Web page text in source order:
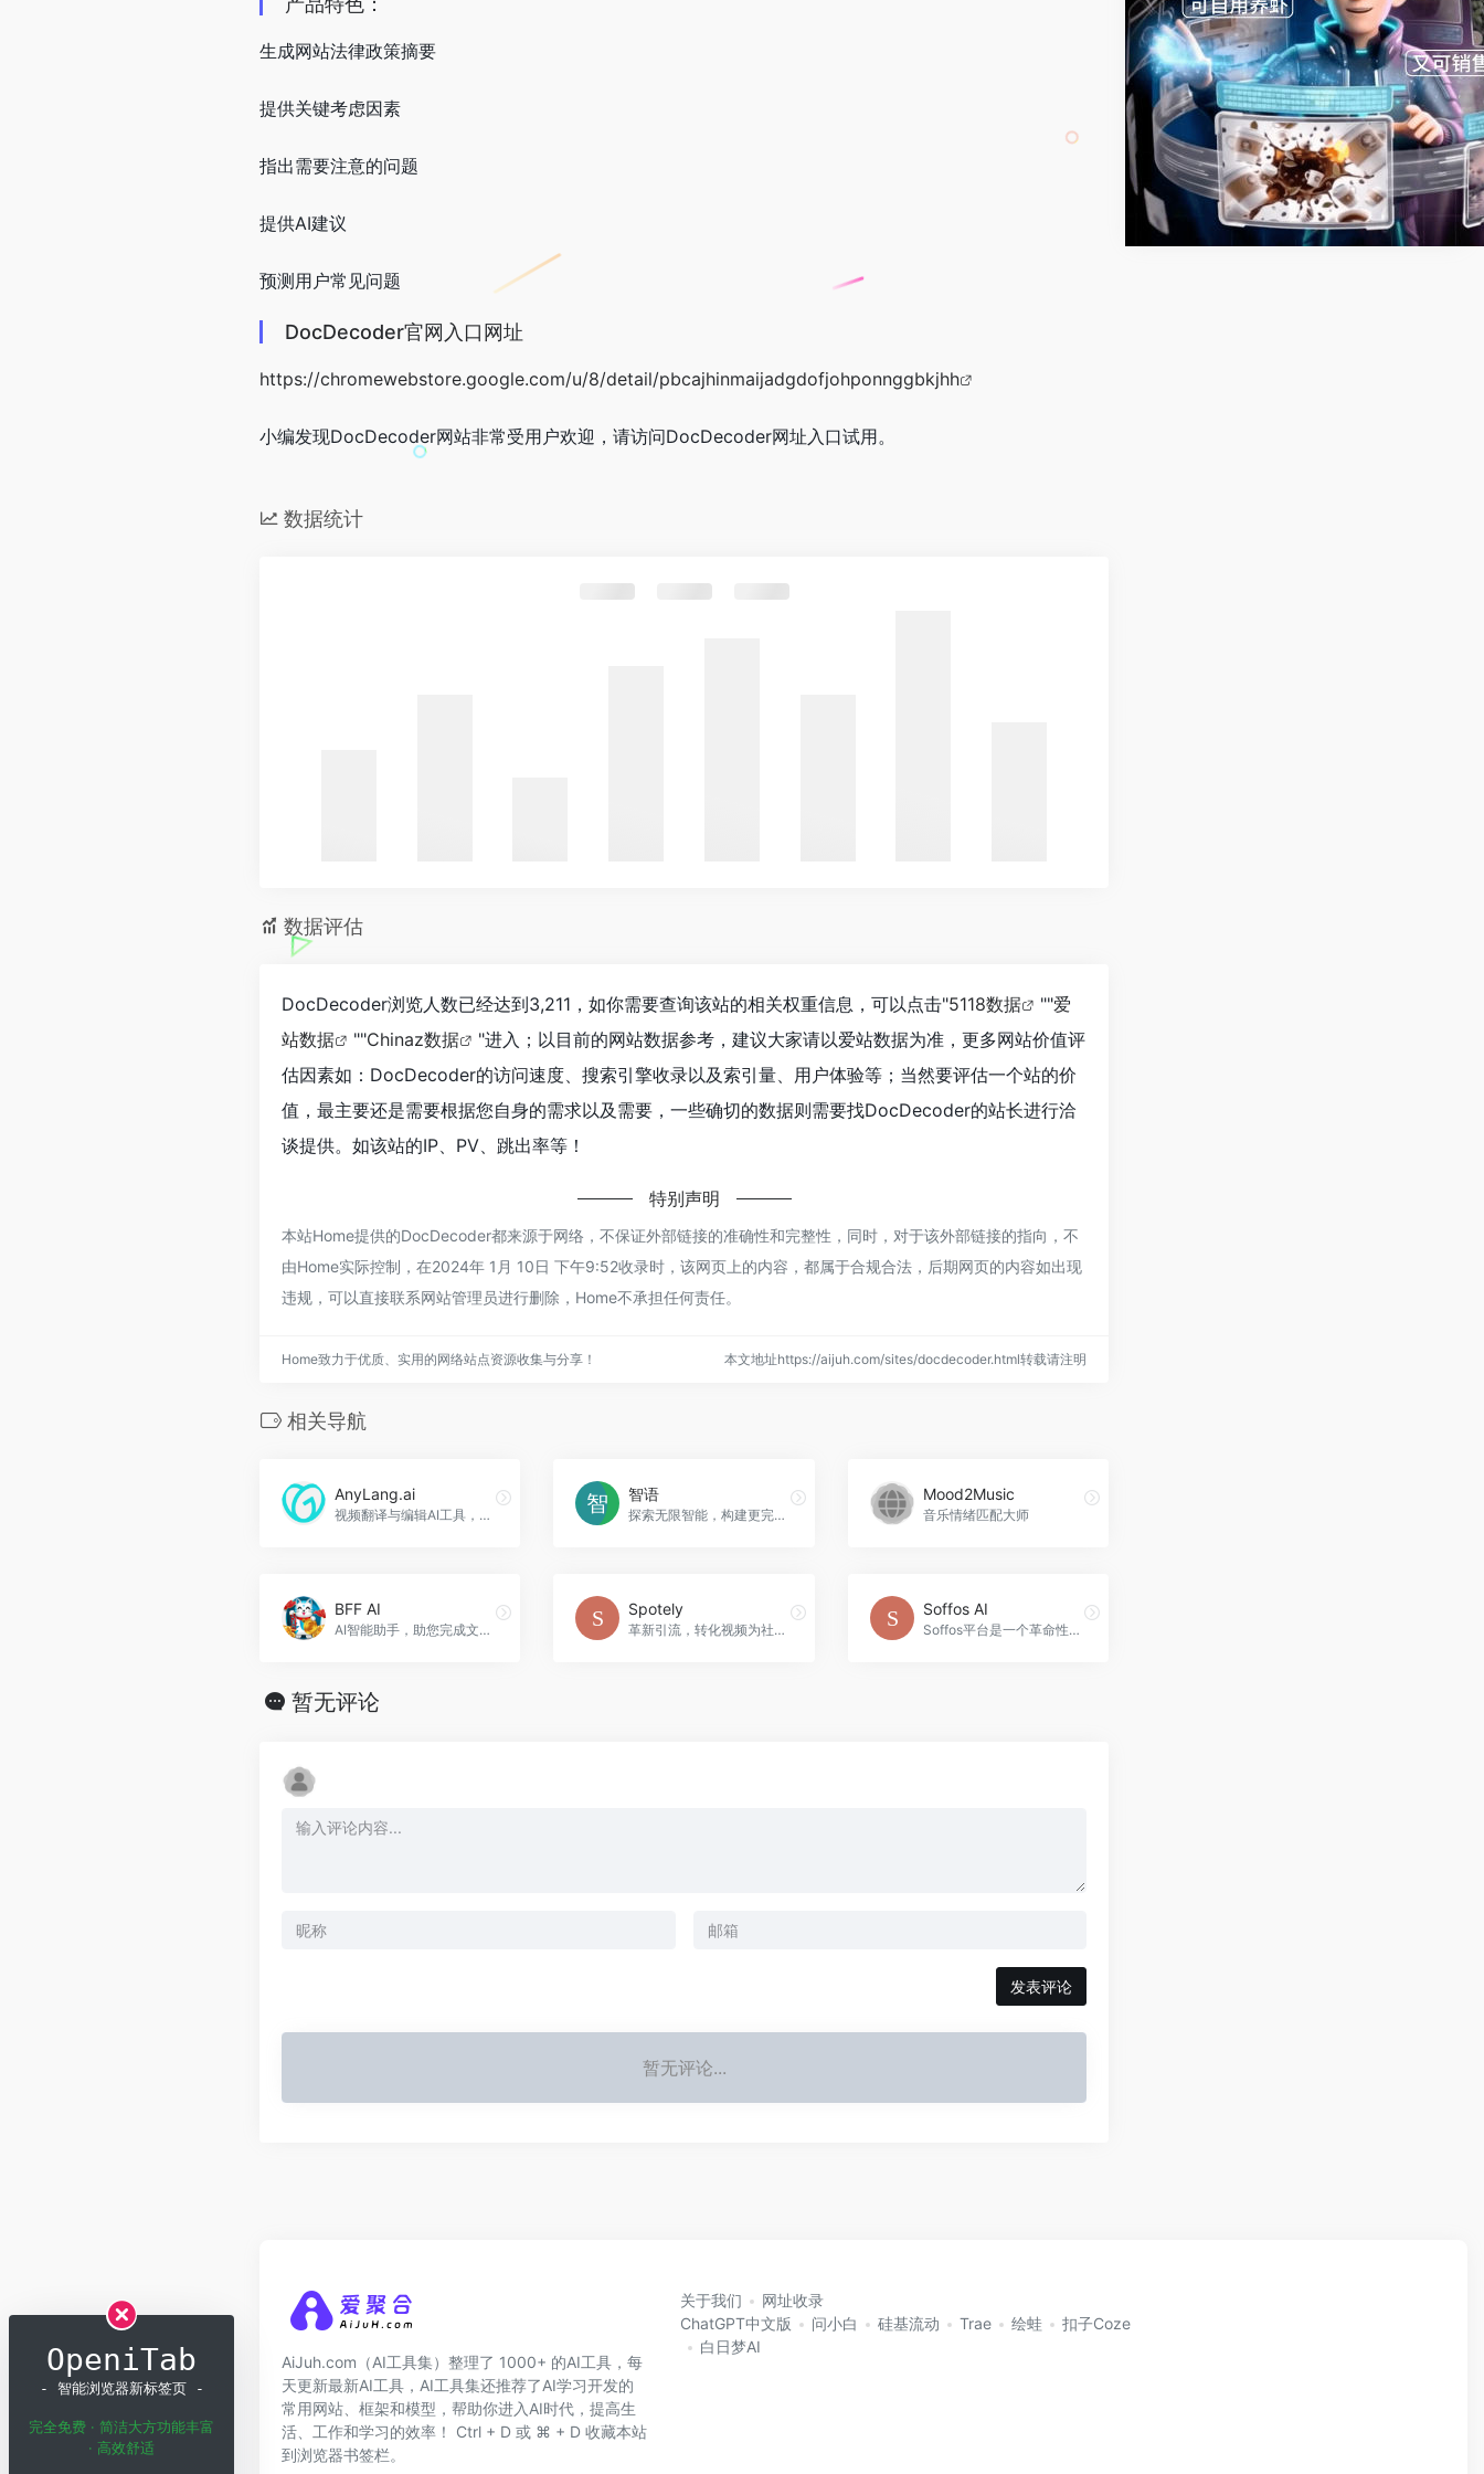
生成网站法律政策摘要
提供关键考虑因素
指出需要注意的问题
提供AI建议
预测用户常见问题
DocDecoder官网入口网址
https://chromewebstore.google.com/u/8/detail/pbcajhinmaijadgdofjohponnggbkjhh
小编发现DocDecoder网站非常受用户欢迎，请访问DocDecoder网址入口试用。
数据统计
数据评估
DocDecoder浏览人数已经达到3,211，如你需要查询该站的相关权重信息，可以点击"5118数据 ""爱
站数据
""Chinaz数据
"进入；以目前的网站数据参考，建议大家请以爱站数据为准，更多网站价值评
估因素如：DocDecoder的访问速度、搜索引擎收录以及索引量、用户体验等；当然要评估一个站的价
值，最主要还是需要根据您自身的需求以及需要，一些确切的数据则需要找DocDecoder的站长进行洽
谈提供。如该站的IP、PV、跳出率等！
特别声明
本站Home提供的DocDecoder都来源于网络，不保证外部链接的准确性和完整性，同时，对于该外部链接的指向，不
由Home实际控制，在2024年 1月 10日 下午9:52收录时，该网页上的内容，都属于合规合法，后期网页的内容如出现
违规，可以直接联系网站管理员进行删除，Home不承担任何责任。
Home致力于优质、实用的网络站点资源收集与分享！ 本文地址https://aijuh.com/sites/docdecoder.html转载请注明
相关导航
AnyLang.ai
视频翻译与编辑AI工具，AnyLang.ai官网入口网址
智语
探索无限智能，构建更完美的聚合之路。
Mood2Music
音乐情绪匹配大师
BFF AI
AI智能助手，助您完成文本、图像和代码生成。BFF AI官网入口网址
Spotely
革新引流，转化视频为社交媒体帖子，Spotely官网入口网址
Soffos AI
Soffos平台是一个革命性的解决方案，旨在让人工智能变得易于使用和可访问。通过直观的拖放界面，即使是普通用户也可以利用人工智能的力量。对于软件开发人员，我们提供了RESTful API和SDK，可以无缝地将人工智能集成到应用程序中，Soffos AI官网入口网址
暂无评论
发表评论
暂无评论...
AiJuh.com（AI工具集）整理了 1000+ 的AI工具，每
天更新最新AI工具，AI工具集还推荐了AI学习开发的
常用网站、框架和模型，帮助你进入AI时代，提高生
活、工作和学习的效率！ Ctrl + D 或 ⌘ + D 收藏本站
到浏览器书签栏。
关于我们
网址收录
ChatGPT中文版
问小白 硅基流动 Trae 绘蛙
扣子Coze
白日梦AI
OpeniTab
- 智能浏览器新标签页 -
完全免费 · 简洁大方功能丰富
· 高效舒适